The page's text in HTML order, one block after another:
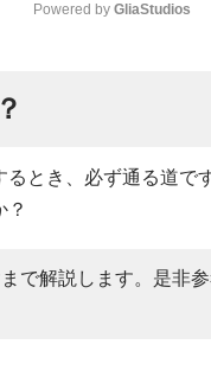
e
Powered by GliaStudios
とき、必ず通る道で
？
で解説します。是非